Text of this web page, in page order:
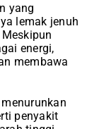
yang
lemak jenuh
energi,
membawa
penyakit